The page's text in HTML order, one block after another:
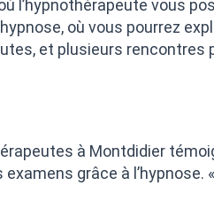
l’hypnothérapeute vous
où vous pourrez
et plusieurs
à Montdidier
grâce à